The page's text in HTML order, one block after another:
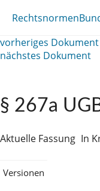
Rechtsnormen
vorheriges Dokument
nächstes Dokument
§ 267a
Aktuelle Fassung In
Versionen